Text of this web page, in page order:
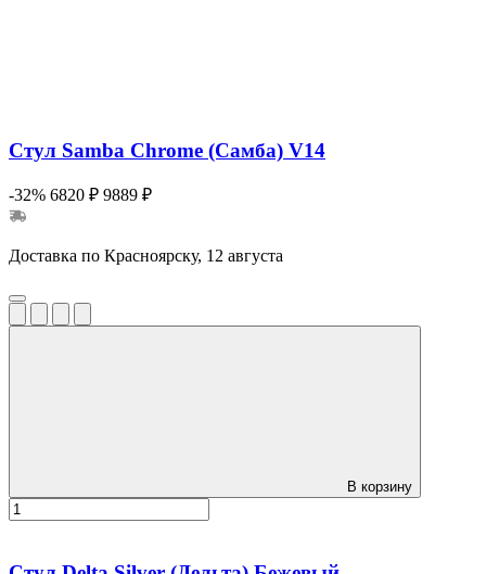
Стул Samba Chrome (Самба) V14
-32% 6820 ₽ 9889 ₽
Доставка по Красноярску, 12 августа
В корзину